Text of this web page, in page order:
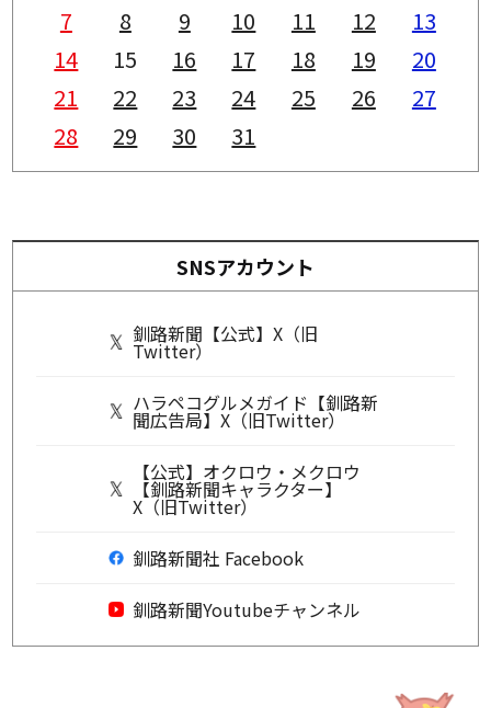
7
8 9 10 11 12
13
14
15 16 17 18 19
20
21
22 23 24 25 26
27
28
29 30 31
SNSアカウント
釧路新聞【公式】X（旧
Twitter）
ハラペコグルメガイド【釧路新
聞広告局】X（旧Twitter）
【公式】オクロウ・メクロウ
【釧路新聞キャラクター】
X（旧Twitter）
釧路新聞社 Facebook
釧路新聞Youtubeチャンネル